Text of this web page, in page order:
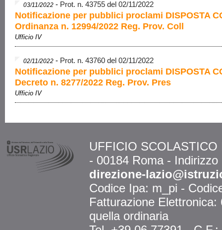
03/11/2022 - Prot. n. 43755 del 02/11/2022
Notificazione per pubblici proclami DISPOSTA
Ordinanza n. 12994/2022 Reg. Prov. Coll
Ufficio IV
02/11/2022 - Prot. n. 43760 del 02/11/2022
Notificazione per pubblici proclami DISPOSTA
Decreto n. 8277/2022 Reg. Prov. Pres
Ufficio IV
UFFICIO
- 00184 Roma -
direzione-
Codice Ipa: m_pi -
Fatturazione
quella ordinaria